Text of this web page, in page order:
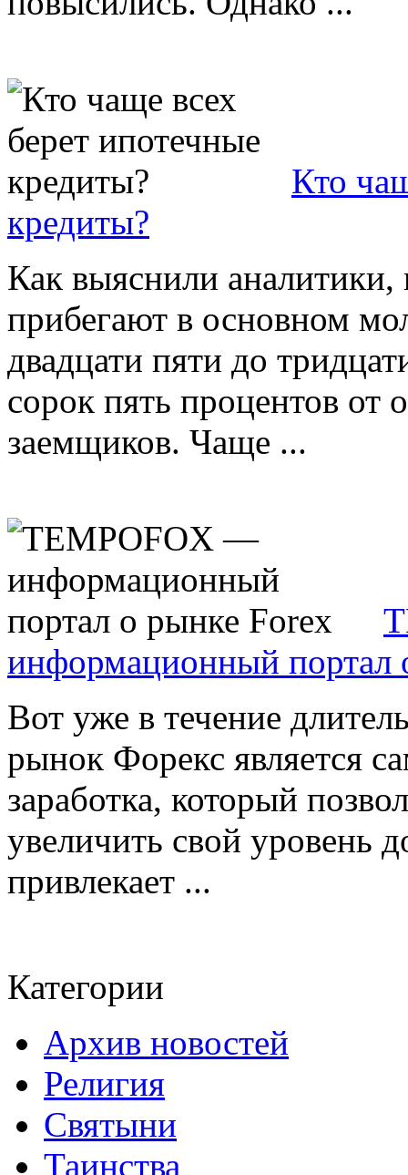
Кто
кредиты?
Как выяснили
прибегают в основном
двадцати пяти до
сорок пять процентов от
заемщиков. Чаще ...
информационный портал
Вот уже в течение
рынок Форекс является
заработка, который
увеличить свой уровень
привлекает ...
Категории
Архив новостей
Религия
Святыни
Таинства